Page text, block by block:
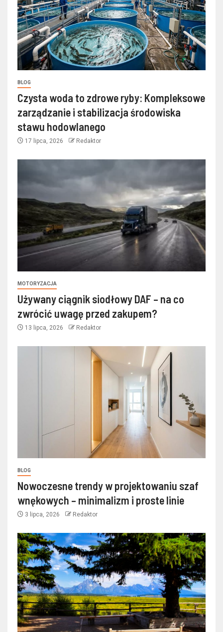
BLOG
Czysta woda to zdrowe ryby: Kompleksowe
zarządzanie i stabilizacja środowiska
stawu hodowlanego
17 lipca, 2026 Redaktor
MOTORYZACJA
Używany ciągnik siodłowy DAF – na co
zwrócić uwagę przed zakupem?
13 lipca, 2026 Redaktor
BLOG
Nowoczesne trendy w projektowaniu szaf
wnękowych – minimalizm i proste linie
3 lipca, 2026 Redaktor